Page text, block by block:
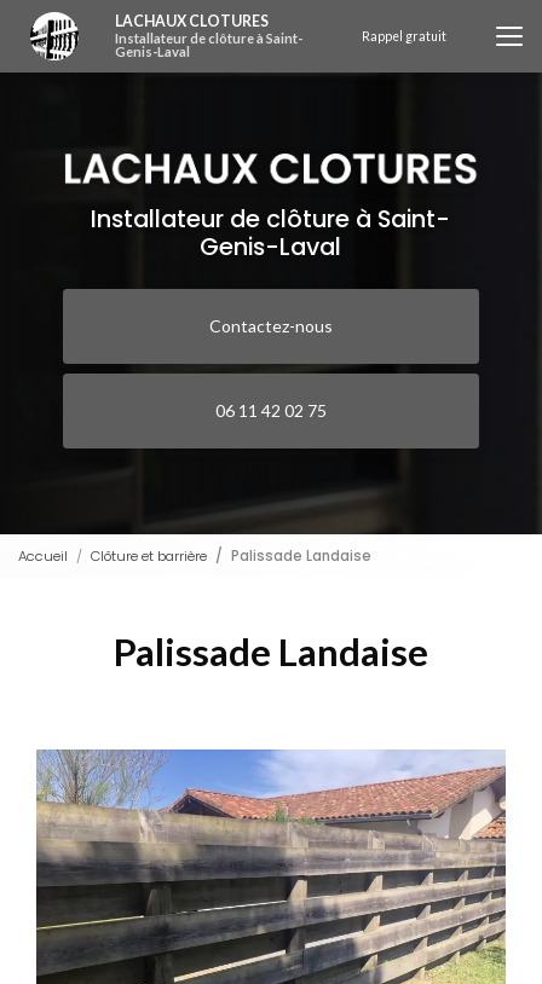
contenu
principal
LACHAUX CLOTURES
Installateur de clôture à Saint-
Genis-Laval
Rappel gratuit
Installateur de clôture à Saint-
Genis-Laval
Contactez-nous
06 11 42 02 75
Accueil Clôture et barrière Palissade Landaise
Palissade Landaise